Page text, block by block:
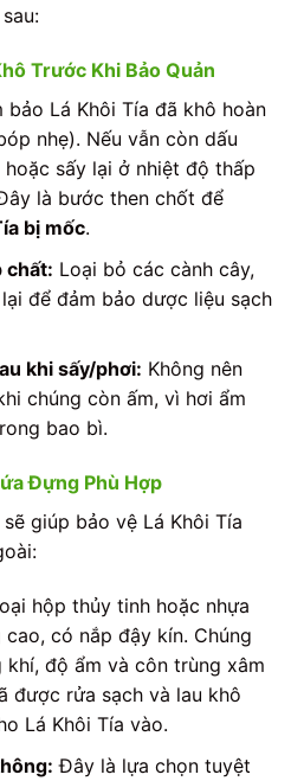
Trước Khi Bảo Quản
bảo Lá Khôi Tía đã khô hoàn
nhẹ). Nếu vẫn còn dấu
hoặc sấy lại ở nhiệt độ thấp
là bước then chốt để
bị mốc.
chất: Loại bỏ các cành cây,
để đảm bảo dược liệu sạch
khi sấy/phơi: Không nên
chúng còn ấm, vì hơi ẩm
bao bì.
Đựng Phù Hợp
giúp bảo vệ Lá Khôi Tía
hộp thủy tinh hoặc nhựa
có nắp đậy kín. Chúng
khí, độ ẩm và côn trùng xâm
được rửa sạch và lau khô
Lá Khôi Tía vào.
Đây là lựa chọn tuyệt